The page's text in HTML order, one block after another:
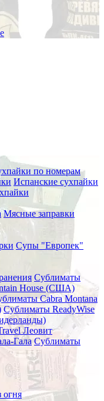
по номерам
Испанские сухпайки
Мясные заправки
Супы "Европек"
Сублиматы
House (США)
Cabra Montana
Сублиматы ReadyWise
Леовит
Гала Сублиматы
огня